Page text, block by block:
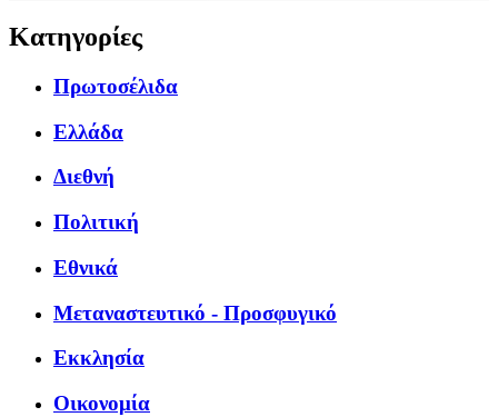
Κατηγορίες
Πρωτοσέλιδα
Ελλάδα
Διεθνή
Πολιτική
Εθνικά
Μεταναστευτικό - Προσφυγικό
Εκκλησία
Οικονομία